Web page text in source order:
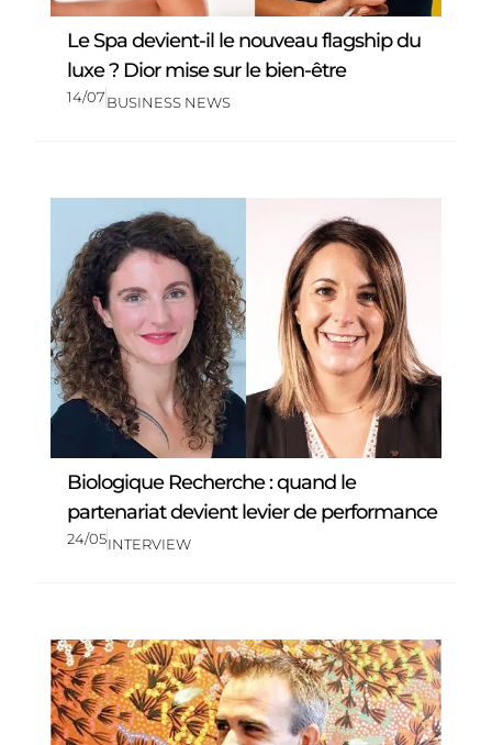
Le Spa devient-il le nouveau flagship du
luxe ? Dior mise sur le bien-être
14/07BUSINESS NEWS
Biologique Recherche : quand le
partenariat devient levier de performance
24/05INTERVIEW